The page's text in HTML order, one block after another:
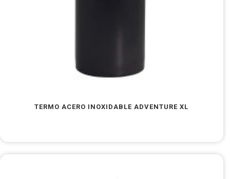
TERMO ACERO INOXIDABLE ADVENTURE XL